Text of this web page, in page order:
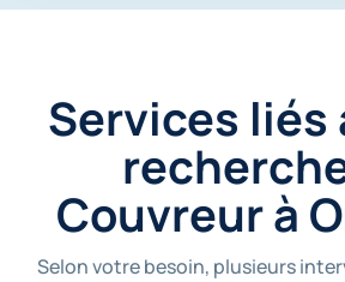
Services liés
Couvreur à
Selon votre besoin, plusieurs